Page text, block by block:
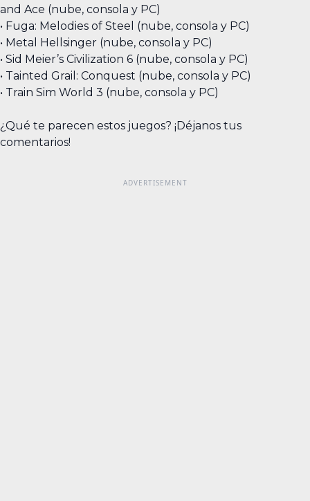
and Ace (nube, consola y PC)
• Fuga: Melodies of Steel (nube, consola y PC)
• Metal Hellsinger (nube, consola y PC)
• Sid Meier’s Civilization 6 (nube, consola y PC)
• Tainted Grail: Conquest (nube, consola y PC)
• Train Sim World 3 (nube, consola y PC)
¿Qué te parecen estos juegos? ¡Déjanos tus
comentarios!